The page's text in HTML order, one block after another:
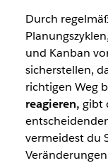
Durch
und Kanban
sicherstellen,
richtigen Weg
reagieren, gibt
vermeidest du